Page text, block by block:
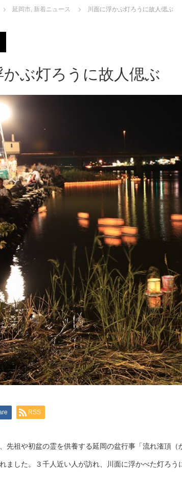
延岡市, 新着ニュース 川面に浮かぶ灯ろうに故人偲
かぶ灯ろうに故人偲
RSS
先祖や初盆の霊を供養する延岡の盆行事「流れ潅頂
ました。３千人近い人が訪れ、川面に浮かべた灯ろ